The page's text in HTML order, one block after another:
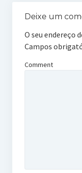
Deixe um
O seu endereço
Campos
Comment